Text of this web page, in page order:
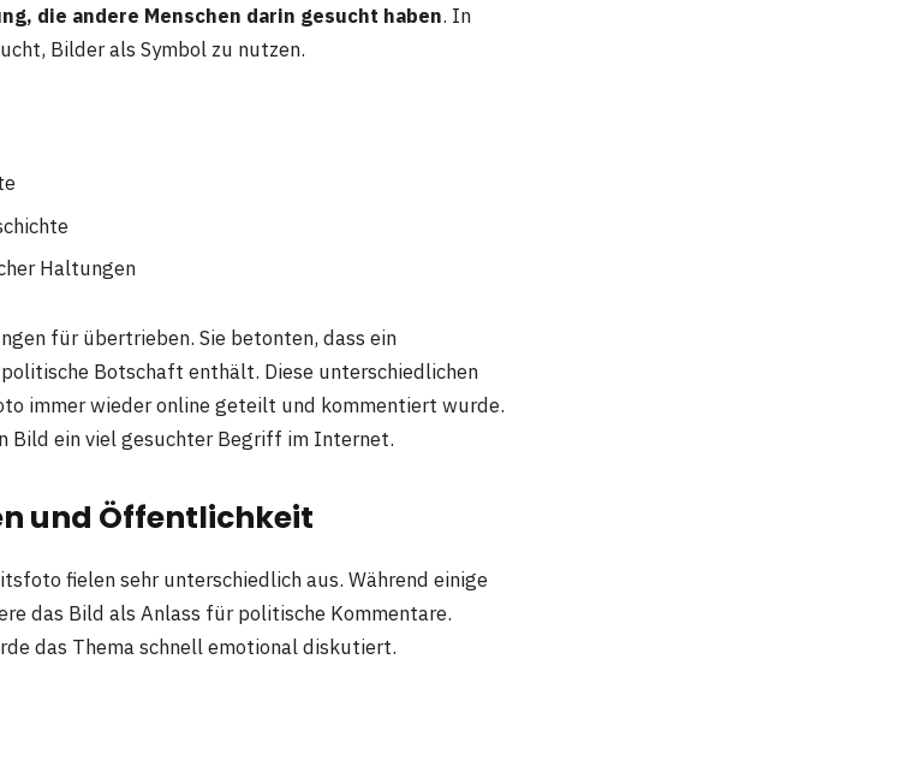
die andere Menschen darin gesucht haben. In
Bilder als Symbol zu nutzen.
Haltungen
für übertrieben. Sie betonten, dass ein
Botschaft enthält. Diese unterschiedlichen
immer wieder online geteilt und kommentiert wurde.
Bild ein viel gesuchter Begriff im Internet.
und Öffentlichkeit
fielen sehr unterschiedlich aus. Während einige
das Bild als Anlass für politische Kommentare.
das Thema schnell emotional diskutiert.